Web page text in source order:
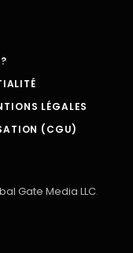
LÉGALES
(CGU)
Gate Media LLC.